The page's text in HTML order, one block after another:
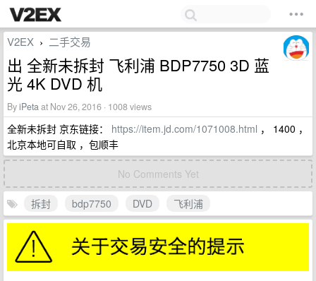
V2EX › 二手交易
出 全新未拆封 飞利浦 BDP7750 3D 蓝
光 4K DVD 机
ByiPetaat Nov 26, 2016 · 1008 views
全新未拆封 京东链接： https://item.jd.com/1071008.html ， 1400 ，
北京本地可自取 ，包顺丰
No Comments Yet
拆封 bdp7750 DVD 飞利浦